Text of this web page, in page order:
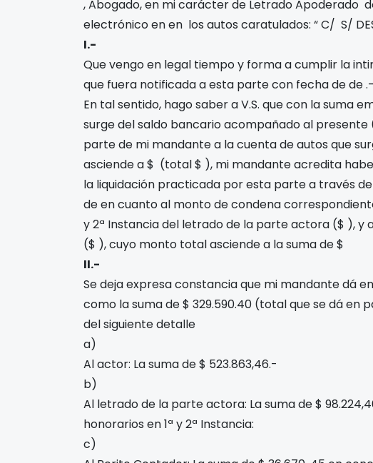
, Abogado, en mi carácter de Letrado Apoderado
electrónico enen los autos caratulados: “C/ S/
I.-
Que vengo en legal tiempo y forma a cumplir la
que fuera notificada a esta parte con fechadede.-
En tal sentido, hago saber a V.S. que con la suma
surge del saldo bancario acompañado al presente
parte de mi mandante a la cuenta de autos que
asciende a $ (total $ ), mi mandante acredita
la liquidación practicada por esta parte a través
deen cuanto al monto de condena
y 2ª Instancia del letrado de la parte actora ($ ), y
($ ), cuyo monto total asciende a la suma de $
II.-
Se deja expresa constancia que mi mandante dá
como la suma de $ 329.590.40 (total que se dá en
del siguiente detalle
a)
Al actor: La suma de $ 523.863,46.-
b)
Al letrado de la parte actora: La suma de $
honorarios en 1ª y 2ª Instancia:
c)